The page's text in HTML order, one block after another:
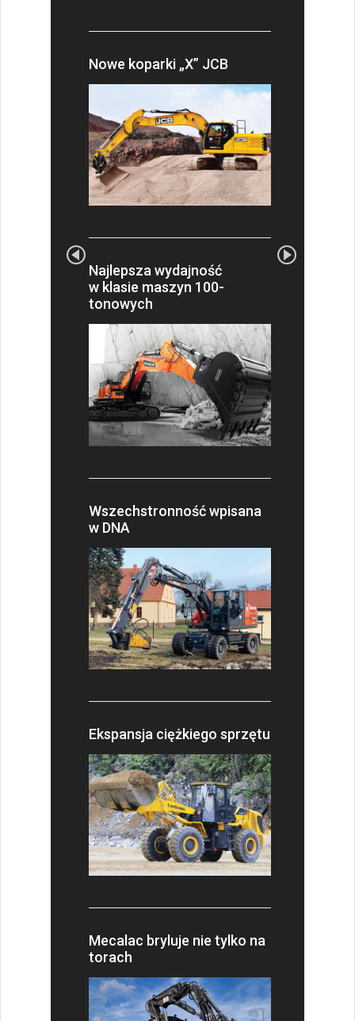
Nowe koparki „X” JCB
Najlepsza wydajność
w klasie maszyn 100-
tonowych
Wszechstronność wpisana
w DNA
Ekspansja ciężkiego sprzętu
Mecalac bryluje nie tylko na
torach